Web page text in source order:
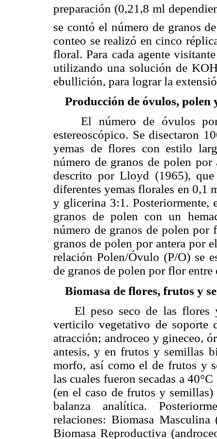
preparación (0,21,8 ml
se contó el número de granos
conteo se realizó en cinco
floral. Para cada agente
utilizando una solución de
ebullición, para lograr la
Producción de óvulos, polen
El número de óvulos por
estereoscópico. Se disectaron
yemas de flores con estilo
número de granos de polen
descrito por Lloyd (1965), que
diferentes yemas florales en 0,1
y glicerina 3:1. Posteriormente,
granos de polen con un
número de granos de polen
granos de polen por antera por
relación Polen/Óvulo (P/O) se
de granos de polen por flor
Biomasa de flores, frutos y
El peso seco de las flores y
verticilo vegetativo de
atracción; androceo y gineceo,
antesis, y en frutos y semillas
morfo, así como el de frutos y
las cuales fueron secadas a
(en el caso de frutos y
balanza analítica.
relaciones: Biomasa Masculina
Biomasa Reproductiva